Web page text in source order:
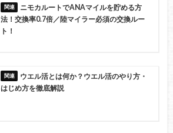
ニモカルートでANAマイルを貯める方
法！交換率0.7倍／陸マイラー必須の交換ルー
ト！
ウエル活とは何か？ウエル活のやり方・
はじめ方を徹底解説